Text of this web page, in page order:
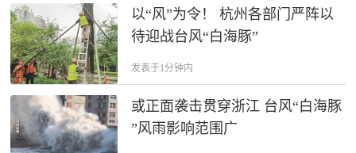
以“风”为令！ 杭州各部门严阵以
待迎战台风“白海豚”
发表于1分钟内
或正面袭击贯穿浙江 台风“白海豚
”风雨影响范围广